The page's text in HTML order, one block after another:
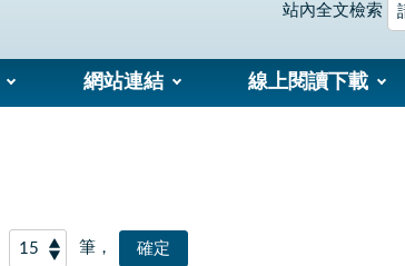
站內全文檢索
網站連結 線上閱讀下載
筆，